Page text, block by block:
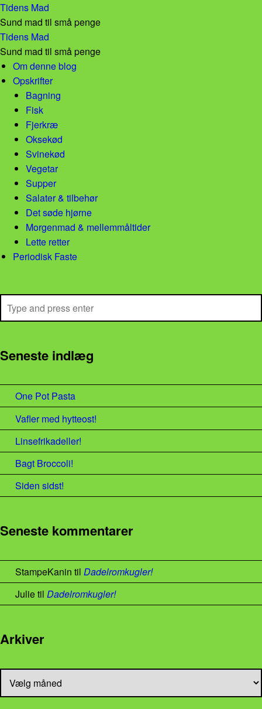
Tidens Mad
Sund mad til små penge
Lunt tilbehør! – Tidens Mad
Tidens Mad
Sund mad til små penge
Skip to content
Om denne blog
Opskrifter
Bagning
Fisk
Fjerkræ
Oksekød
Svinekød
Vegetar
Supper
Salater & tilbehør
Det søde hjørne
Morgenmad & mellemmåltider
Lette retter
Periodisk Faste
Search
Seneste indlæg
One Pot Pasta
Vafler med hytteost!
Linsefrikadeller!
Bagt Broccoli!
Siden sidst!
Seneste kommentarer
StampeKanin til Dadelromkugler!
Julietil Dadelromkugler!
Arkiver
Arkiver